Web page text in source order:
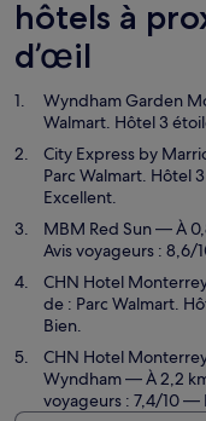
hôtels à
d’œil
Wyndham Garden
Walmart. Hôtel 3
City Express by
Parc Walmart. Hôtel
Excellent.
MBM Red Sun— À
Avis voyageurs : 8,6/
CHN Hotel
de : Parc Walmart.
Bien.
CHN Hotel
Wyndham— À 2,2
voyageurs : 7,4/10 —